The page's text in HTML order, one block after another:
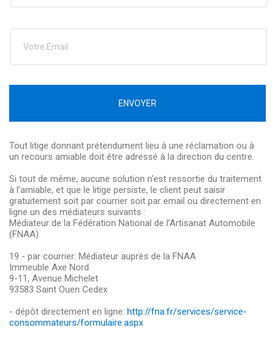
ENVOYER
Tout litige donnant prétendument lieu à une réclamation ou à
un recours amiable doit être adressé à la direction du centre.
Si tout de même, aucune solution n'est ressortie du traitement
à l’amiable, et que le litige persiste, le client peut saisir
gratuitement soit par courrier soit par email ou directement en
ligne un des médiateurs suivants :
Médiateur de la Fédération National de l’Artisanat Automobile
(FNAA)
19 - par courrier: Médiateur auprès de la FNAA
Immeuble Axe Nord
9-11, Avenue Michelet
93583 Saint Ouen Cedex
- dépôt directement en ligne: http://fna.fr/services/service-
consommateurs/formulaire.aspx